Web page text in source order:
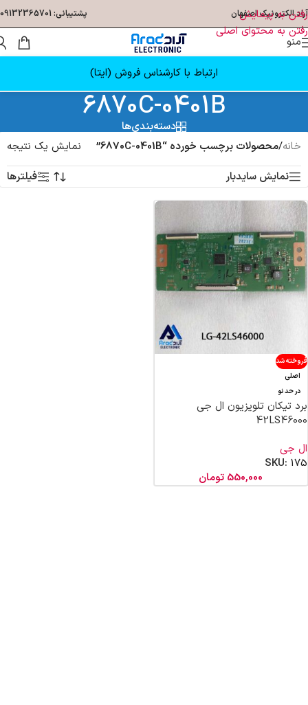
رفتن به پیمایش
رفتن به محتوای اصلی
آراد الکترونیک اصفهان پشتیبانی: 09132365701
منو
ارتباط با کارشناس فروش (ایتا)
6870C-0401B
دسته‌بندی‌ها
خانه/محصولات برچسب خورده “6870C-0401B”
نمایش یک نتیجه
نمایش سایدبار
فیلترها
فروخته شد
اصلی
در حد نو
برد تیکان تلویزیون ال جی
42LS46000
ال جی
SKU: 175
550,000 تومان